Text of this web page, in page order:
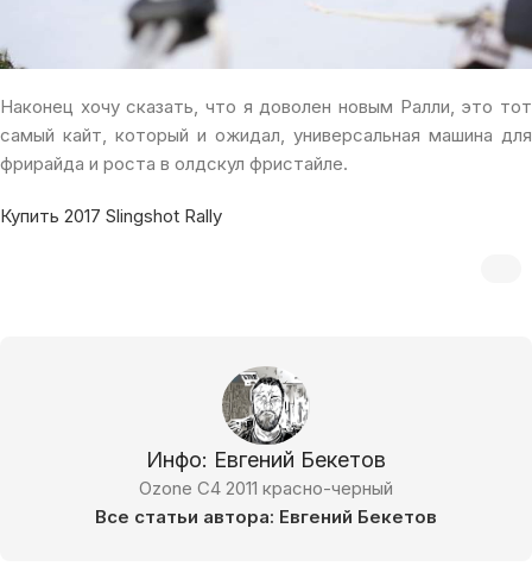
Наконец хочу сказать, что я доволен новым Ралли, это тот
самый кайт, который и ожидал, универсальная машина для
фрирайда и роста в олдскул фристайле.
Купить 2017 Slingshot Rally
Инфо: Евгений Бекетов
Ozone C4 2011 красно-черный
Все статьи автора: Евгений Бекетов